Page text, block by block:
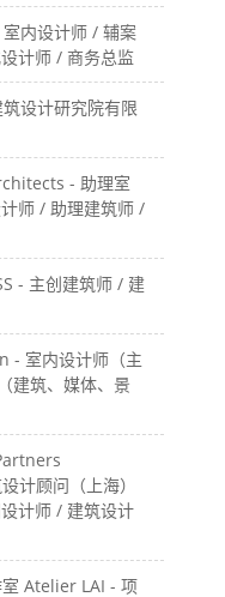
室内设计师 / 辅案
计师 / 商务总监
筑设计研究院有限
- 助理室
师 / 助理建筑师 /
- 主创建筑师 / 建
- 室内设计师（主
建筑、媒体、景
计顾问（上海）
计师 / 建筑设计
室 Atelier LAI - 项